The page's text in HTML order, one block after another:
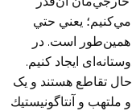
يعني حتي
همين‌طور است. در
ايجاد كنيم.
تقاطع هستند و يک
و آنتاگونیستيك